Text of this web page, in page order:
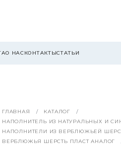
О НАС КОНТАКТЫСТАТЬИ
ГЛАВНАЯ
КАТАЛОГ
НАПОЛНИТЕЛЬ ИЗ НАТУРАЛЬНЫХ И
НАПОЛНИТЕЛИ ИЗ ВЕРБЛЮЖЬЕЙ
ВЕРБЛЮЖЬЯ ШЕРСТЬ ПЛАСТ АНАЛОГ